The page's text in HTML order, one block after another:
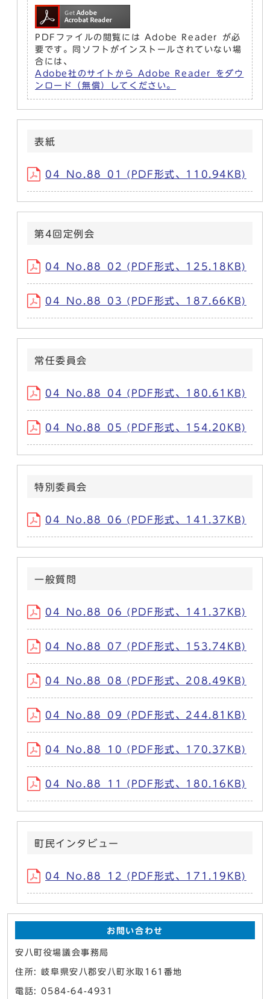
PDFファイルの閲覧には Adobe Reader が必
要です。同ソフトがインストールされていない場
合には、
Adobe社のサイトから Adobe Reader をダウ
ンロード（無償）してください。
表紙
04_No.88_01 (PDF形式、110.94KB)
第4回定例会
04_No.88_02 (PDF形式、125.18KB)
04_No.88_03 (PDF形式、187.66KB)
常任委員会
04_No.88_04 (PDF形式、180.61KB)
04_No.88_05 (PDF形式、154.20KB)
特別委員会
04_No.88_06 (PDF形式、141.37KB)
一般質問
04_No.88_06 (PDF形式、141.37KB)
04_No.88_07 (PDF形式、153.74KB)
04_No.88_08 (PDF形式、208.49KB)
04_No.88_09 (PDF形式、244.81KB)
04_No.88_10 (PDF形式、170.37KB)
04_No.88_11 (PDF形式、180.16KB)
町民インタビュー
04_No.88_12 (PDF形式、171.19KB)
お問い合わせ
安八町役場議会事務局
住所: 岐阜県安八郡安八町氷取161番地
電話: 0584-64-4931